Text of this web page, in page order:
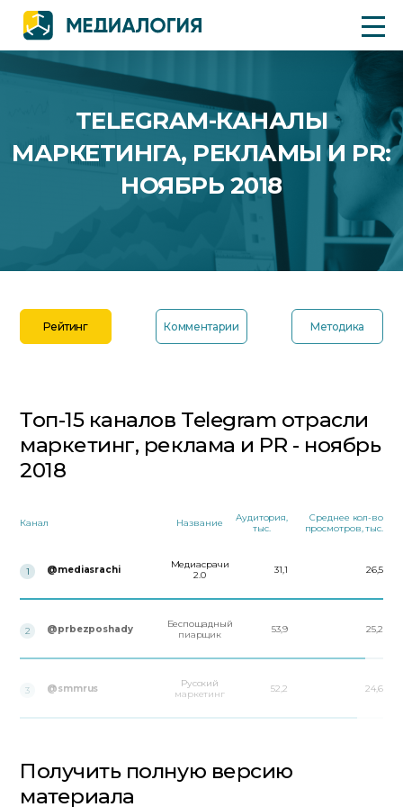
TELEGRAM-КАНАЛЫ
МАРКЕТИНГА, РЕКЛАМЫ И PR:
НОЯБРЬ 2018
Рейтинг Комментарии Методика
Топ-15 каналов Telegram отрасли
маркетинг, реклама и PR - ноябрь
2018
Канал Название
Аудитория,
тыс.
Среднее кол-во
просмотров, тыс.
1 @mediasrachi
Медиасрачи
2.0
31,1 26,5
2 @prbezposhady
Беспощадный
пиарщик
53,9 25,2
3 @smmrus
Русский
маркетинг
52,2 24,6
Получить полную версию
материала